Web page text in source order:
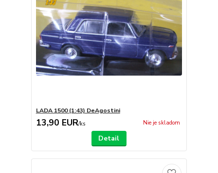
LADA 1500 (1:43) DeAgostini
13,90 EUR/ks Nie je skladom
Detail